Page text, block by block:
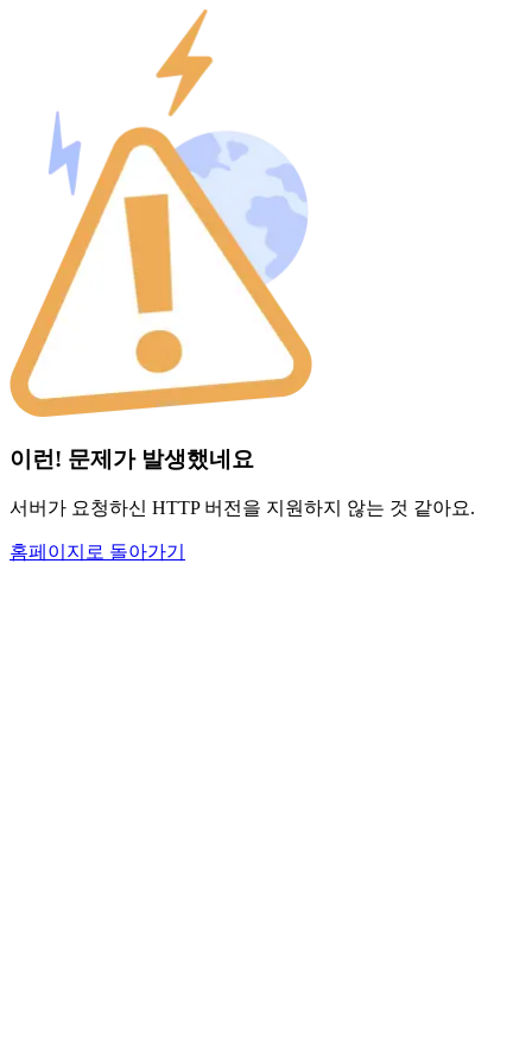
이런! 문제가 발생했네요
서버가 요청하신 HTTP 버전을 지원하지 않는 것 같아요.
홈페이지로 돌아가기